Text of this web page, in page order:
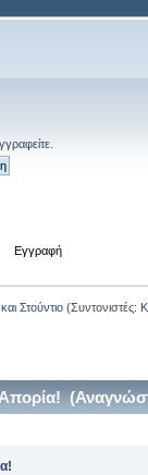
Εγγραφή
Στούντιο(Συντονιστές: